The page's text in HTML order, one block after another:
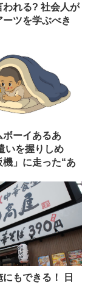
われる? 社会人が
ーツを学ぶべき
ボーイあるあ
いを握りしめ
機」に走った“あ
にもできる！ 日